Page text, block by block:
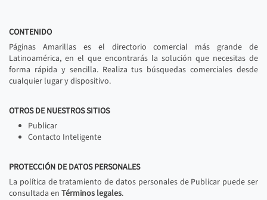
CONTENIDO
Páginas Amarillas es el directorio comercial más grande de
Latinoamérica, en el que encontrarás la solución que necesitas de
forma rápida y sencilla. Realiza tus búsquedas comerciales desde
cualquier lugar y dispositivo.
OTROS DE NUESTROS SITIOS
Publicar
Contacto Inteligente
PROTECCIÓN DE DATOS PERSONALES
La política de tratamiento de datos personales de Publicar puede ser
consultada en Términos legales.